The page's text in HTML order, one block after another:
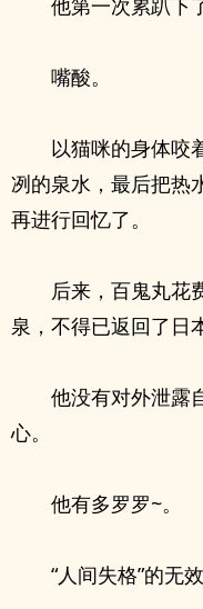
他第一次累趴下
嘴酸。
以猫咪的身体咬
冽的泉水，最后把热
再进行回忆了。
后来，百鬼丸花
泉，不得已返回了日
他没有对外泄露
心。
他有多罗罗~。
“人间失格”的无